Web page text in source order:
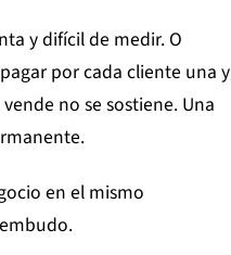
y difícil de medir. O
por cada cliente una y
no se sostiene. Una
en el mismo